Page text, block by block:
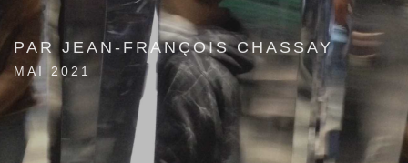
PAR JEAN-FRANÇOIS CHASSAY
MAI 2021